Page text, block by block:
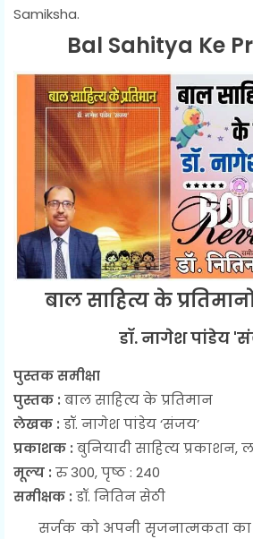
Samiksha.
Bal Sahitya Ke
बाल साहित्य के
डॉ. नागेश पांडेय
पुस्तक समीक्षा
पुस्तक : बाल साहित्य के प्रतिमान
लेखक : डॉ. नागेश पांडेय ‘संजय’
प्रकाशक : बुनियादी साहित्य
मूल्य : रु 300, पृष्ठ : 240
समीक्षक : डॉ. नितिन सेठी
सर्जक को अपनी सृजनात्मकता